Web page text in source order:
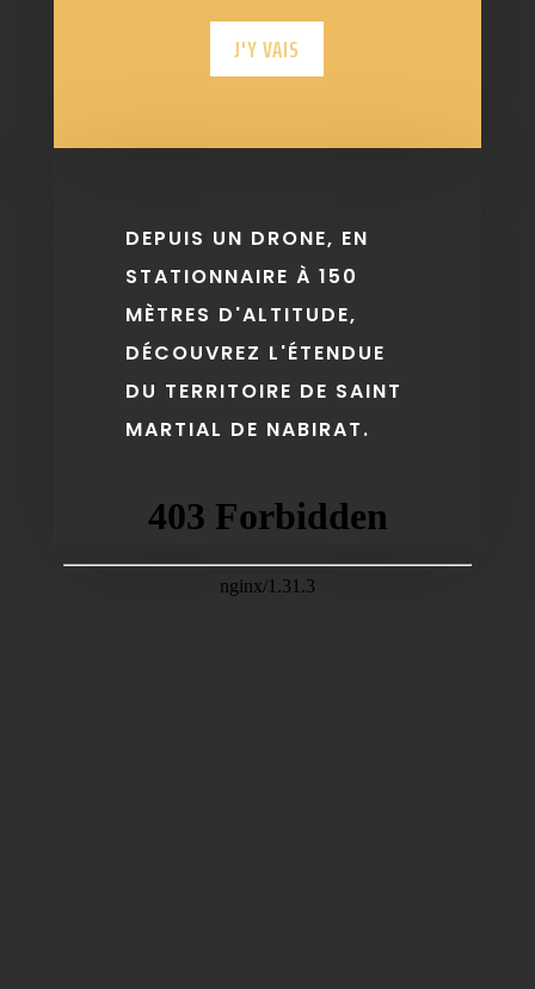
J'Y VAIS
DEPUIS UN DRONE, EN
STATIONNAIRE À 150
MÈTRES D'ALTITUDE,
DÉCOUVREZ L'ÉTENDUE
DU TERRITOIRE DE SAINT
MARTIAL DE NABIRAT.